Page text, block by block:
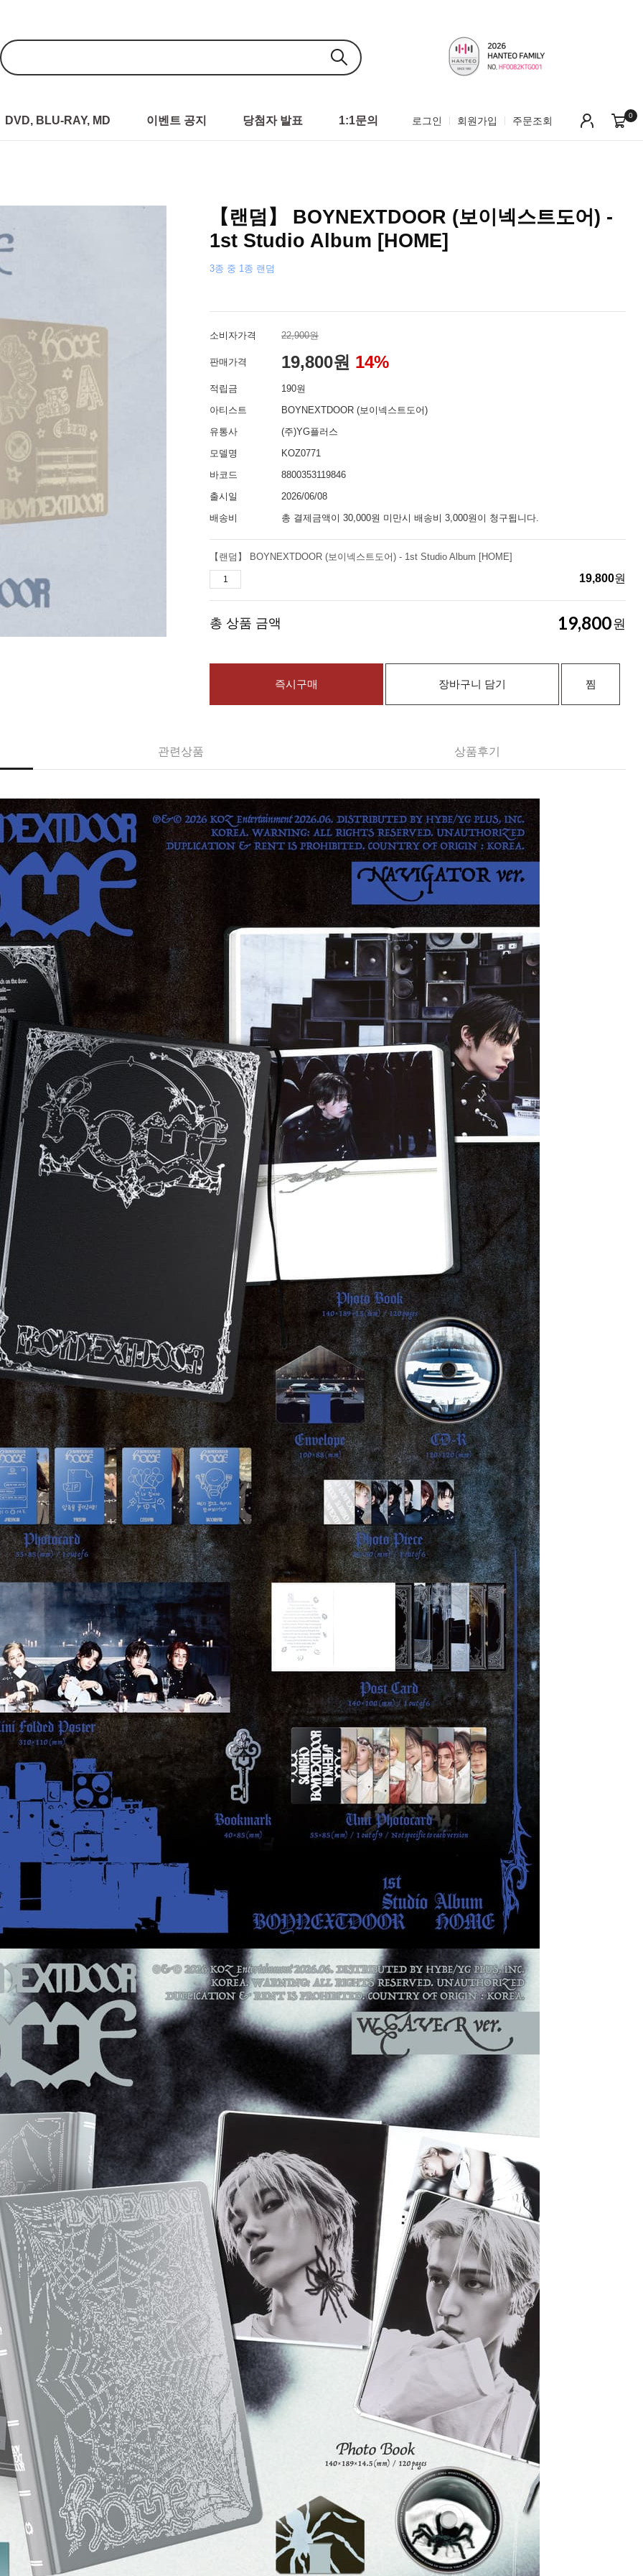
DVD, BLU-RAY, MD 이벤트 공지 당첨자 발표 1:1문의 로그인 회원가입 주문조회 0
【랜덤】 BOYNEXTDOOR (보이넥스트도어) -
1st Studio Album [HOME]
3종 중 1종 랜덤
소비자가격 22,900원
판매가격 19,800원 14%
적립금
190원
아티스트
BOYNEXTDOOR (보이넥스트도어)
유통사
(주)YG플러스
모델명
KOZ0771
바코드
8800353119846
출시일
2026/06/08
배송비
총 결제금액이 30,000원 미만시 배송비 3,000원이 청구됩니다.
【랜덤】 BOYNEXTDOOR (보이넥스트도어) - 1st Studio Album [HOME]
19,800원
총 상품 금액 19,800원
즉시구매 장바구니 담기 찜
관련상품 상품후기